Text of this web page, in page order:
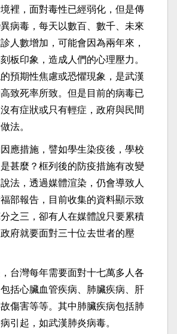
裡，面對毒性已經弱化，但是傳
病毒，每天以數百、數千、未來
人數增加，可能會因為兩年來，
板印象，造成人們的心理壓力。
預期性焦慮或恐懼現象，是武漢
致死率所致。但是目前的病毒已
有症狀或只有輕症，政府與民間
法。
應措施，譬如學生染疫後，學校
甚麼？框列後的防疫措施有改變
法，透過媒體渲染，仍會導致人
部報告，目前收集的資料顯示致
之三，卻有人在媒體說只要累積
府就要面對三十位去世者的壓
台灣每年需要面對十七萬多人各
括心臟血管疾病、肺臟疾病、肝
傷害等等。其中肺臟疾病包括肺
引起，如武漢肺炎病毒。